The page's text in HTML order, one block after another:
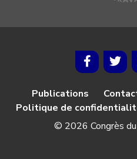
Publications
Politique de
© 2026 Congrès